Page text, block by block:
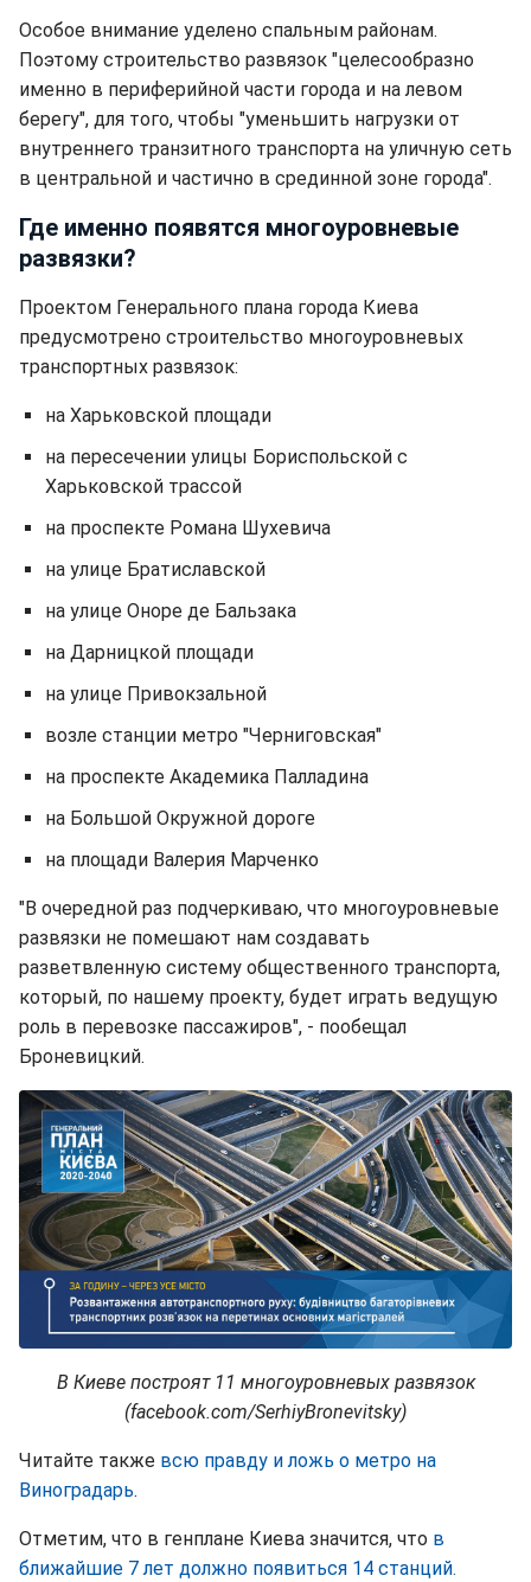
Особое внимание уделено спальным районам.
Поэтому строительство развязок "целесообразно
именно в периферийной части города и на левом
берегу", для того, чтобы "уменьшить нагрузки от
внутреннего транзитного транспорта на уличную сеть
в центральной и частично в срединной зоне города".
Где именно появятся многоуровневые
развязки?
Проектом Генерального плана города Киева
предусмотрено строительство многоуровневых
транспортных развязок:
на Харьковской площади
на пересечении улицы Бориспольской с
Харьковской трассой
на проспекте Романа Шухевича
на улице Братиславской
на улице Оноре де Бальзака
на Дарницкой площади
на улице Привокзальной
возле станции метро "Черниговская"
на проспекте Академика Палладина
на Большой Окружной дороге
на площади Валерия Марченко
"В очередной раз подчеркиваю, что многоуровневые
развязки не помешают нам создавать
разветвленную систему общественного транспорта,
который, по нашему проекту, будет играть ведущую
роль в перевозке пассажиров", - пообещал
Броневицкий.
В Киеве построят 11 многоуровневых развязок
(facebook.com/SerhiyBronevitsky)
Читайте также всю правду и ложь о метро на
Виноградарь.
Отметим, что в генплане Киева значится, что в
ближайшие 7 лет должно появиться 14 станций.